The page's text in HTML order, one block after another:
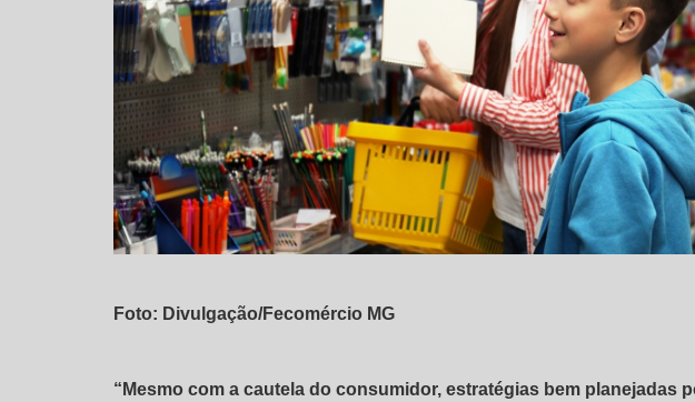
Foto: Divulgação/Fecomércio MG
“Mesmo com a cautela do consumidor, estratégias bem planejadas